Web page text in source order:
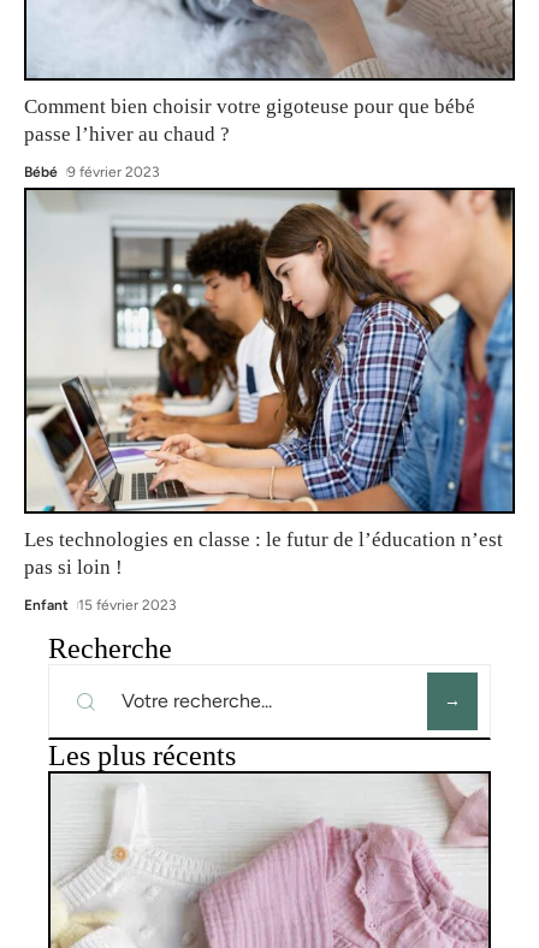
Comment bien choisir votre gigoteuse pour que bébé
passe l’hiver au chaud ?
Bébé 9 février 2023
Les technologies en classe : le futur de l’éducation n’est
pas si loin !
Enfant 15 février 2023
Recherche
Les plus récents